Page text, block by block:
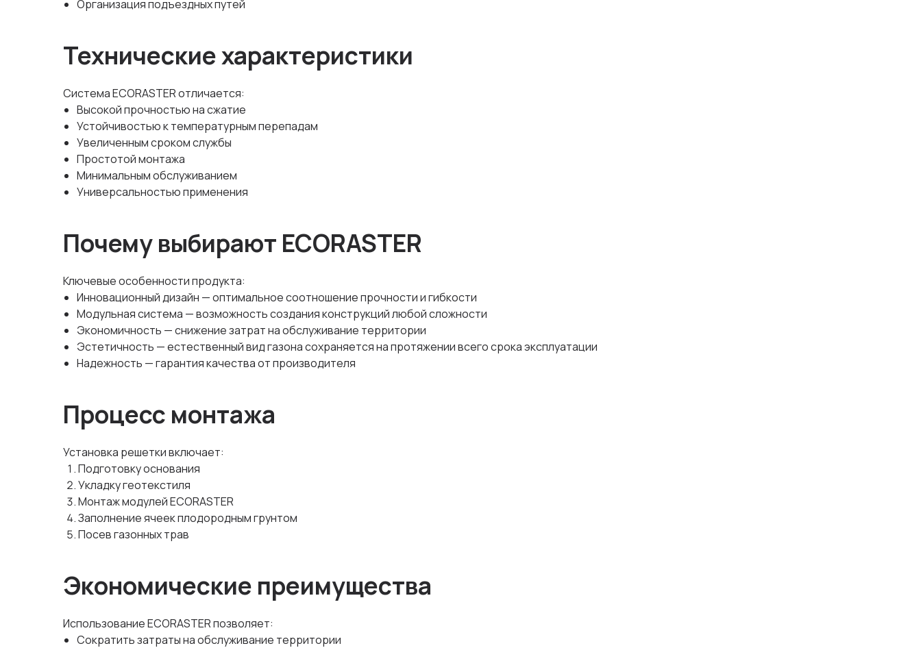
Организация подъездных путей
Технические характеристики
Система ECORASTER отличается:
Высокой прочностью на сжатие
Устойчивостью к температурным перепадам
Увеличенным сроком службы
Простотой монтажа
Минимальным обслуживанием
Универсальностью применения
Почему выбирают ECORASTER
Ключевые особенности продукта:
Инновационный дизайн — оптимальное соотношение прочности и гибкости
Модульная система — возможность создания конструкций любой сложности
Экономичность — снижение затрат на обслуживание территории
Эстетичность — естественный вид газона сохраняется на протяжении всего срока эксплуатации
Надежность — гарантия качества от производителя
Процесс монтажа
Установка решетки включает:
Подготовку основания
Укладку геотекстиля
Монтаж модулей ECORASTER
Заполнение ячеек плодородным грунтом
Посев газонных трав
Экономические преимущества
Использование ECORASTER позволяет:
Сократить затраты на обслуживание территории